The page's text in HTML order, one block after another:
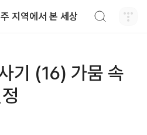
지역에서 본 세상
기 (16) 가뭄 속